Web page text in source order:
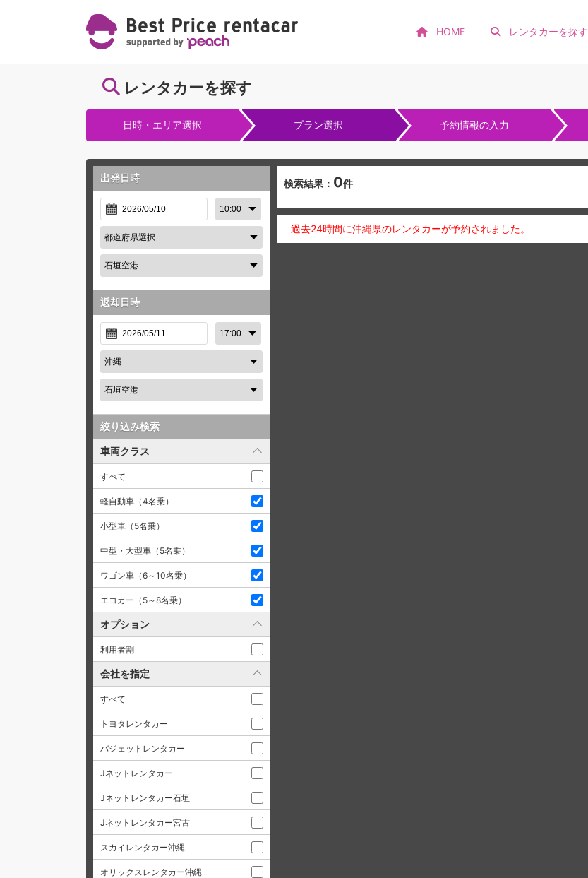
レンタカーを探す
HOME
レンタカーを探す
日時・エリア選択 プラン選択 予約情報の入力
出発日時
返却日時
絞り込み検索
車両クラス
すべて
軽自動車（4名乗）
小型車（5名乗）
中型・大型車（5名乗）
ワゴン車（6～10名乗）
エコカー（5～8名乗）
オプション
利用者割
会社を指定
すべて
トヨタレンタカー
バジェットレンタカー
Jネットレンタカー
Jネットレンタカー石垣
Jネットレンタカー宮古
スカイレンタカー沖縄
オリックスレンタカー沖縄
検索結果： 0件
過去24時間に沖縄県のレンタカーが予約されました。